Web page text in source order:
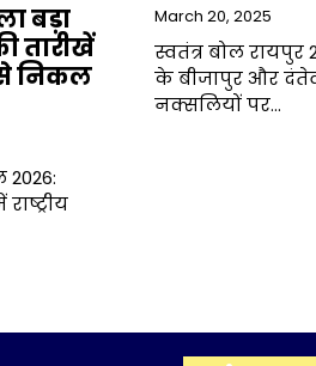
बड़ा
तारीखें
से निकल
2026:
March 20, 2025
स्वतंत्र बोल रायपुर
के बीजापुर और
नक्सलियों पर…